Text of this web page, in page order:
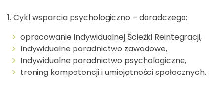
1. Cykl wsparcia psychologiczno – doradczego:
opracowanie Indywidualnej Ścieżki Reintegracji,
Indywidualne poradnictwo zawodowe,
Indywidualne poradnictwo psychologiczne,
trening kompetencji i umiejętności społecznych.